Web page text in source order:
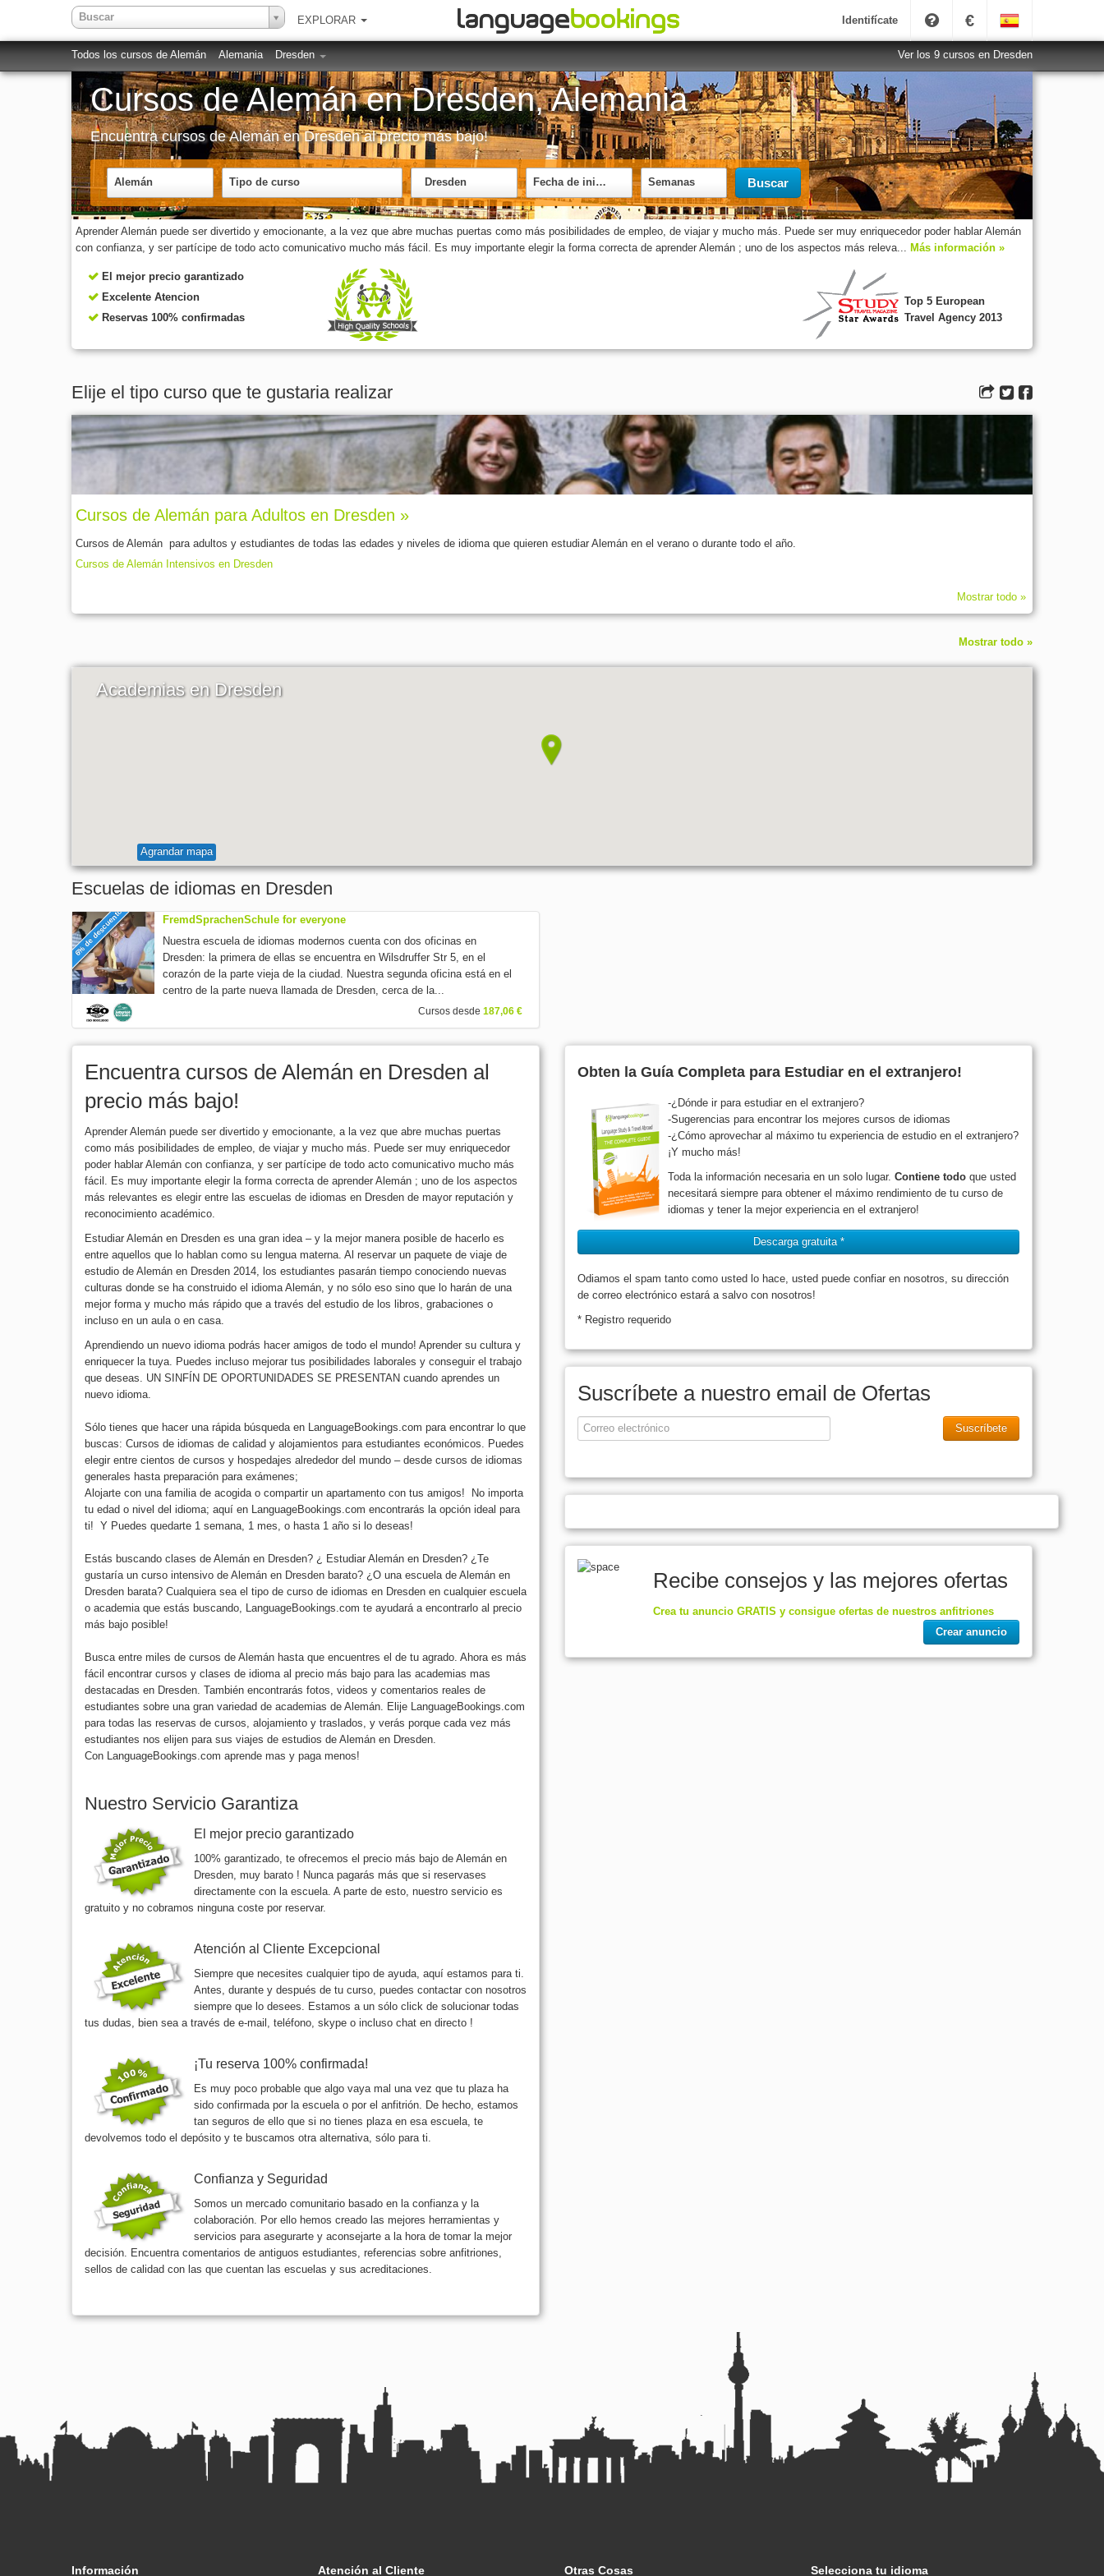
Buscar EXPLORAR Identifícate €
Todos los cursos de Alemán Alemania Dresden Ver los 9 cursos en Dresden
Cursos de Alemán en Dresden, Alemania
Encuentra cursos de Alemán en Dresden al precio más bajo!
Alemán Tipo de curso Dresden Fecha de inicio Semanas Buscar
Aprender Alemán puede ser divertido y emocionante, a la vez que abre muchas puertas como más posibilidades de empleo, de viajar y mucho más. Puede ser muy enriquecedor poder hablar Alemán
con confianza, y ser partícipe de todo acto comunicativo mucho más fácil. Es muy importante elegir la forma correcta de aprender Alemán ; uno de los aspectos más releva... Más información »
El mejor precio garantizado
Excelente Atencion
Reservas 100% confirmadas
Top 5 European
Travel Agency 2013
Elije el tipo curso que te gustaria realizar
Cursos de Alemán para Adultos en Dresden »
Cursos de Alemán para adultos y estudiantes de todas las edades y niveles de idioma que quieren estudiar Alemán en el verano o durante todo el año.
Cursos de Alemán Intensivos en Dresden
Mostrar todo »
Mostrar todo »
Academias en Dresden
Agrandar mapa
Escuelas de idiomas en Dresden
6% de descuento
FremdSprachenSchule for everyone
Nuestra escuela de idiomas modernos cuenta con dos oficinas en
Dresden: la primera de ellas se encuentra en Wilsdruffer Str 5, en el
corazón de la parte vieja de la ciudad. Nuestra segunda oficina está en el
centro de la parte nueva llamada de Dresden, cerca de la...
Cursos desde 187,06 €
Encuentra cursos de Alemán en Dresden al
precio más bajo!
Aprender Alemán puede ser divertido y emocionante, a la vez que abre muchas puertas
como más posibilidades de empleo, de viajar y mucho más. Puede ser muy enriquecedor
poder hablar Alemán con confianza, y ser partícipe de todo acto comunicativo mucho más
fácil. Es muy importante elegir la forma correcta de aprender Alemán ; uno de los aspectos
más relevantes es elegir entre las escuelas de idiomas en Dresden de mayor reputación y
reconocimiento académico.
Estudiar Alemán en Dresden es una gran idea – y la mejor manera posible de hacerlo es
entre aquellos que lo hablan como su lengua materna. Al reservar un paquete de viaje de
estudio de Alemán en Dresden 2014, los estudiantes pasarán tiempo conociendo nuevas
culturas donde se ha construido el idioma Alemán, y no sólo eso sino que lo harán de una
mejor forma y mucho más rápido que a través del estudio de los libros, grabaciones o
incluso en un aula o en casa.
Aprendiendo un nuevo idioma podrás hacer amigos de todo el mundo! Aprender su cultura y
enriquecer la tuya. Puedes incluso mejorar tus posibilidades laborales y conseguir el trabajo
que deseas. UN SINFÍN DE OPORTUNIDADES SE PRESENTAN cuando aprendes un
nuevo idioma.
Sólo tienes que hacer una rápida búsqueda en LanguageBookings.com para encontrar lo que
buscas: Cursos de idiomas de calidad y alojamientos para estudiantes económicos. Puedes
elegir entre cientos de cursos y hospedajes alrededor del mundo – desde cursos de idiomas
generales hasta preparación para exámenes;
Alojarte con una familia de acogida o compartir un apartamento con tus amigos! No importa
tu edad o nivel del idioma; aquí en LanguageBookings.com encontrarás la opción ideal para
ti! Y Puedes quedarte 1 semana, 1 mes, o hasta 1 año si lo deseas!
Estás buscando clases de Alemán en Dresden? ¿ Estudiar Alemán en Dresden? ¿Te
gustaría un curso intensivo de Alemán en Dresden barato? ¿O una escuela de Alemán en
Dresden barata? Cualquiera sea el tipo de curso de idiomas en Dresden en cualquier escuela
o academia que estás buscando, LanguageBookings.com te ayudará a encontrarlo al precio
más bajo posible!
Busca entre miles de cursos de Alemán hasta que encuentres el de tu agrado. Ahora es más
fácil encontrar cursos y clases de idioma al precio más bajo para las academias mas
destacadas en Dresden. También encontrarás fotos, videos y comentarios reales de
estudiantes sobre una gran variedad de academias de Alemán. Elije LanguageBookings.com
para todas las reservas de cursos, alojamiento y traslados, y verás porque cada vez más
estudiantes nos elijen para sus viajes de estudios de Alemán en Dresden.
Con LanguageBookings.com aprende mas y paga menos!
Nuestro Servicio Garantiza
El mejor precio garantizado
100% garantizado, te ofrecemos el precio más bajo de Alemán en
Dresden, muy barato ! Nunca pagarás más que si reservases
directamente con la escuela. A parte de esto, nuestro servicio es
gratuito y no cobramos ninguna coste por reservar.
Atención al Cliente Excepcional
Siempre que necesites cualquier tipo de ayuda, aquí estamos para ti.
Antes, durante y después de tu curso, puedes contactar con nosotros
siempre que lo desees. Estamos a un sólo click de solucionar todas
tus dudas, bien sea a través de e-mail, teléfono, skype o incluso chat en directo !
¡Tu reserva 100% confirmada!
Es muy poco probable que algo vaya mal una vez que tu plaza ha
sido confirmada por la escuela o por el anfitrión. De hecho, estamos
tan seguros de ello que si no tienes plaza en esa escuela, te
devolvemos todo el depósito y te buscamos otra alternativa, sólo para ti.
Confianza y Seguridad
Somos un mercado comunitario basado en la confianza y la
colaboración. Por ello hemos creado las mejores herramientas y
servicios para asegurarte y aconsejarte a la hora de tomar la mejor
decisión. Encuentra comentarios de antiguos estudiantes, referencias sobre anfitriones,
sellos de calidad con las que cuentan las escuelas y sus acreditaciones.
Obten la Guía Completa para Estudiar en el extranjero!
-¿Dónde ir para estudiar en el extranjero?
-Sugerencias para encontrar los mejores cursos de idiomas
-¿Cómo aprovechar al máximo tu experiencia de estudio en el extranjero?
¡Y mucho más!
Toda la información necesaria en un solo lugar. Contiene todo que usted
necesitará siempre para obtener el máximo rendimiento de tu curso de
idiomas y tener la mejor experiencia en el extranjero!
Descarga gratuita *
Odiamos el spam tanto como usted lo hace, usted puede confiar en nosotros, su dirección
de correo electrónico estará a salvo con nosotros!
* Registro requerido
Suscríbete a nuestro email de Ofertas
Suscríbete
Recibe consejos y las mejores ofertas
Crea tu anuncio GRATIS y consigue ofertas de nuestros anfitriones
Crear anuncio
Información Atención al Cliente Otras Cosas Selecciona tu idioma